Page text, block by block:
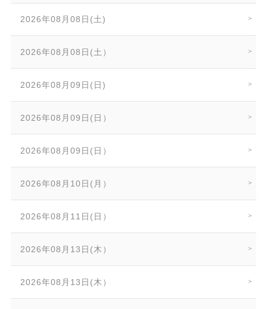
2026年08月08日(土)
2026年08月08日(土）
2026年08月09日(日)
2026年08月09日(日）
2026年08月09日(日）
2026年08月10日(月）
2026年08月11日(日）
2026年08月13日(木）
2026年08月13日(木）